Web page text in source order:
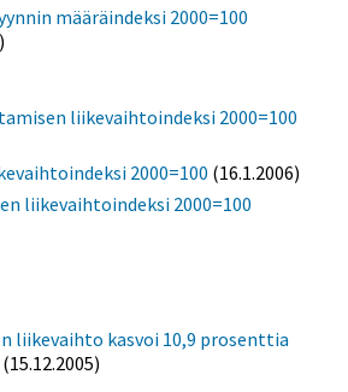
määräindeksi 2000=100
liikevaihtoindeksi 2000=100
2000=100 (16.1.2006)
liikevaihtoindeksi 2000=100
liikevaihto kasvoi 10,9 prosenttia
(15.12.2005)